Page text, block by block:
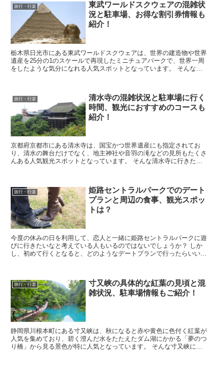
旅行・行楽
東武ワールドスクウェアの混雑状
況と駐車場、お得な割引券情報も
紹介！
栃木県日光市にある東武ワールドスクウェアは、世界の建造物や世界
遺産を25分の1のスケールで再現したミニチュアパークで、世界一周
をしたような気分になれる人気スポットとなっています。 そんな東
旅行・行楽
清水寺の混雑状況と駐車場に行く
時間、観光におすすめのコースも
紹介！
京都府京都市にある清水寺は、国宝かつ世界遺産にも指定されてお
り、清水の舞台だけでなく、地主神社や音羽の滝などの見所もたくさ
んある人気観光スポットとなっています。 そんな清水寺に行きたい
旅行・行楽
姫路セントラルパークでのデート
プランと周辺の食事、観光スポッ
トは？
今度の休みの日を利用して、恋人と一緒に姫路セントラルパークに遊
びに行きたいなと考えている人もいるのではないでしょうか？ しか
し、初めて行くとなると、どのようなデートプランで行ったらいいの
旅行・行楽
寸又峡の具体的な紅葉の見頃と混
雑状況、駐車場情報もご紹介！
静岡県川根本町にある寸又峡は、秋になると赤や黄色に色付く紅葉が
人気を集めており、碧く澄んだ水をたたえたダム湖にかかる「夢のつ
り橋」から見る景色が特に人気となっています。 そんな寸又峡に紅